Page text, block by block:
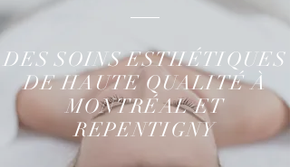
DES SOINS ESTHÉTIQUES
DE HAUTE QUALITÉ À
MONTRÉAL ET
REPENTIGNY